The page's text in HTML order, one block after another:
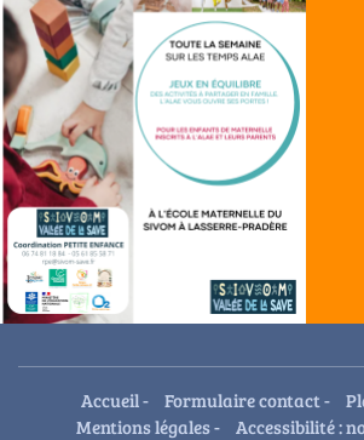
Accueil- Formulaire contact-
Mentions légales- Accessibilité :